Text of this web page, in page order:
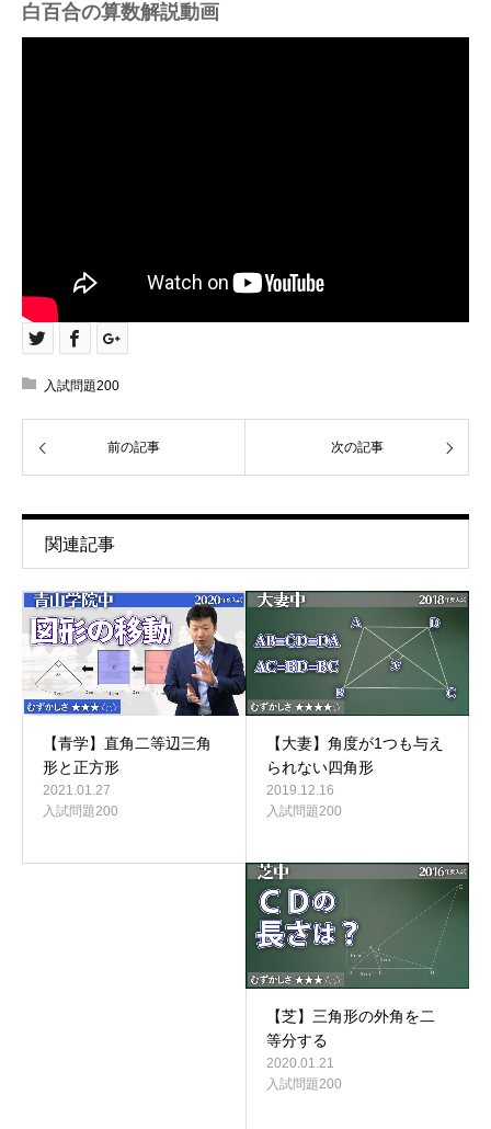
白百合の算数解説動画
入試問題200
前の記事 次の記事
関連記事
【青学】直角二等辺三角
形と正方形
2021.01.27
入試問題200
【大妻】角度が1つも与え
られない四角形
2019.12.16
入試問題200
【芝】三角形の外角を二
等分する
2020.01.21
入試問題200